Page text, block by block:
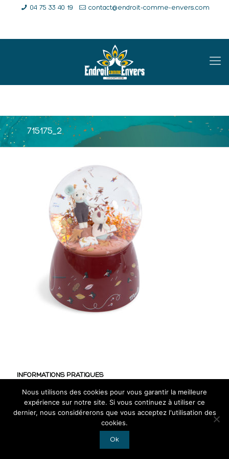
04 75 33 40 19 contact@endroit-comme-envers.com
715175_2
INFORMATIONS PRATIQUES
CGV
Mentions légales
Nous utilisons des cookies pour vous garantir la meilleure
expérience sur notre site. Si vous continuez à utiliser ce
dernier, nous considérerons que vous acceptez l'utilisation des
cookies.
Ok